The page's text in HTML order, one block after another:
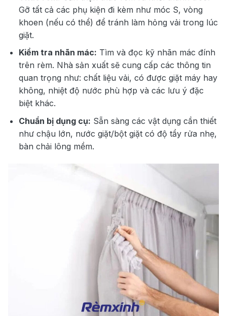
Gỡ tất cả các phụ kiện đi kèm như móc S, vòng
khoen (nếu có thể) để tránh làm hỏng vải trong lúc
giặt.
Kiểm tra nhãn mác: Tìm và đọc kỹ nhãn mác đính
trên rèm. Nhà sản xuất sẽ cung cấp các thông tin
quan trọng như: chất liệu vải, có được giặt máy hay
không, nhiệt độ nước phù hợp và các lưu ý đặc
biệt khác.
Chuẩn bị dụng cụ: Sẵn sàng các vật dụng cần thiết
như chậu lớn, nước giặt/bột giặt có độ tẩy rửa nhẹ,
bàn chải lông mềm.